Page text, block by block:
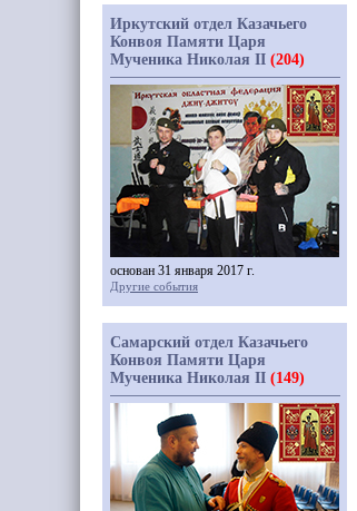
Иркутский отдел Казачьего
Конвоя Памяти Царя
Мученика Николая II (204)
основан 31 января 2017 г.
Другие события
Самарский отдел Казачьего
Конвоя Памяти Царя
Мученика Николая II (149)